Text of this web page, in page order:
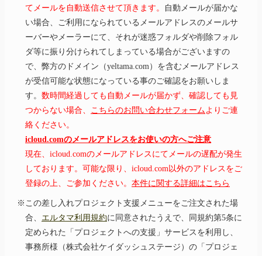
てメールを自動送信させて頂きます。
自動メールが届かな
い場合、ご利用になられているメールアドレスのメールサ
ーバーやメーラーにて、それが迷惑フォルダや削除フォル
ダ等に振り分けられてしまっている場合がございますの
で、弊方のドメイン（yeltama.com）を含むメールアドレス
が受信可能な状態になっている事のご確認をお願いしま
す。 数時間経過しても自動メールが届かず、確認しても見
つからない場合、
こちらのお問い合わせフォーム よりご連
絡ください。
icloud.comのメールアドレスをお使いの方へご注意
現在、icloud.comのメールアドレスにてメールの遅配が発生
しております。可能な限り、icloud.com以外のアドレスをご
登録の上、ご参加ください。 本件に関する詳細はこちら
※この差し入れプロジェクト支援メニューをご注文された場
合、 エルタマ利用規約に同意されたうえで、同規約第5条に
定められた「プロジェクトへの支援」サービスを利用し、
事務所様（株式会社ケイダッシュステージ）の「プロジェ